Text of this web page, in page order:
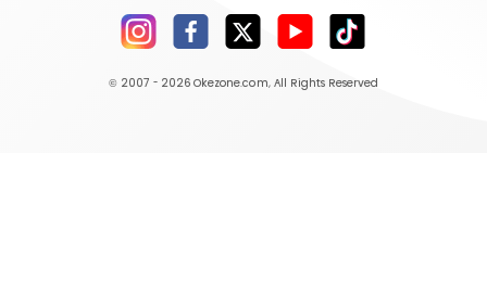
© 2007 - 2026 Okezone.com, All Rights Reserved